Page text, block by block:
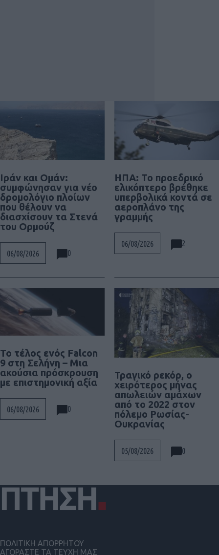
Ιράν και Ομάν:
συμφώνησαν για νέο
δρομολόγιο πλοίων
που θέλουν να
διασχίσουν τα Στενά
του Ορμούζ
06/08/2026 0
ΗΠΑ: Το προεδρικό
ελικόπτερο βρέθηκε
υπερβολικά κοντά σε
αεροπλάνο της
γραμμής
06/08/2026 2
Το τέλος ενός Falcon
9 στη Σελήνη – Μια
ακούσια πρόσκρουση
με επιστημονική αξία
06/08/2026 0
Τραγικό ρεκόρ, ο
χειρότερος μήνας
απωλειών αμάχων
από το 2022 στον
πόλεμο Ρωσίας-
Ουκρανίας
05/08/2026 0
ΠΟΛΙΤΙΚΗ ΑΠΟΡΡΗΤΟΥ
ΑΓΟΡΑΣΤΕ ΤΑ ΤΕΥΧΗ ΜΑΣ